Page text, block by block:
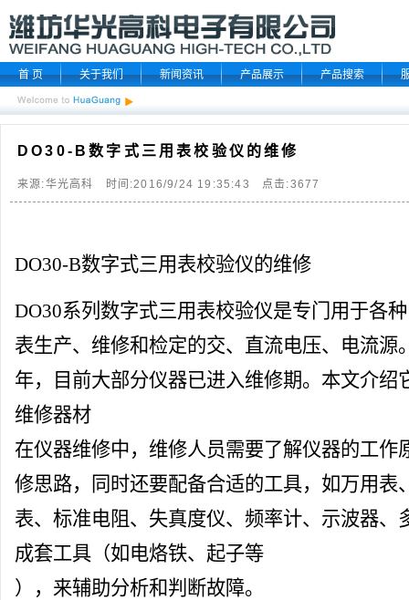
首 页 关于我们 新闻资讯 产品展示 产品搜索
DO30-B数字式三用表校验仪的维修
来源:华光高科 时间:2016/9/24 19:35:43 点击:3677
DO30-B数字式三用表校验仪的维修
DO30系列数字式三用表校验仪是专门用于各
表生产、维修和检定的交、直流电压、电流源
年，目前大部分仪器已进入维修期。本文介绍
维修器材
在仪器维修中，维修人员需要了解仪器的工作
修思路，同时还要配备合适的工具，如万用表
表、 标准电阻、失真度仪、频率计、示波器、
成套工具（如电烙铁、起子等
），来辅助分析和判断故障。